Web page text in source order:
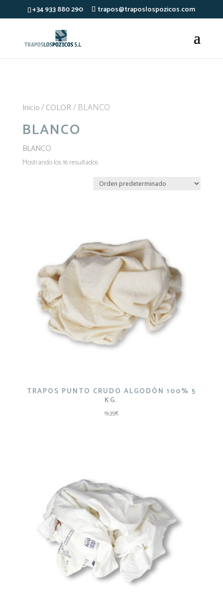
+34 933 880 290 trapos@traposlospozicos.com
Inicio/ COLOR/ BLANCO
BLANCO
BLANCO
Mostrando los 16 resultados
TRAPOS PUNTO CRUDO ALGODÓN 100% 5
KG.
19,35€